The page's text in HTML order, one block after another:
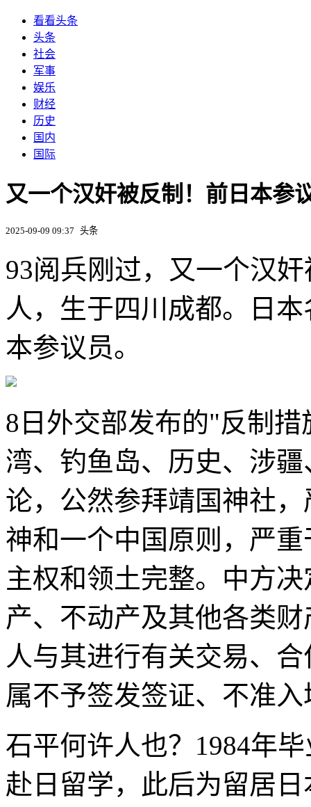
看看头条
头条
社会
军事
娱乐
财经
历史
国内
国际
又一个汉奸被反制！前日本参
2025-09-09 09:37 头条
93阅兵刚过，又一个汉
人，生于四川成都。日
本参议员。
8日外交部发布的"反制
湾、钓鱼岛、历史、涉
论，公然参拜靖国神社
神和一个中国原则，严
主权和领土完整。中方
产、不动产及其他各类
人与其进行有关交易、
属不予签发签证、不准
石平何许人也？1984年
赴日留学，此后为留居